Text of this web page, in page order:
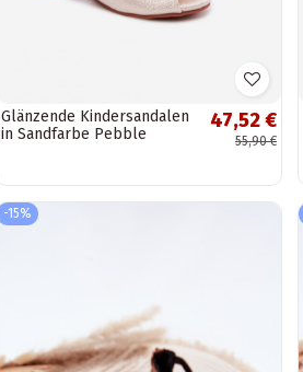
Glänzende Kindersandalen
in Sandfarbe Pebble
47,52 €
55,90 €
-15%